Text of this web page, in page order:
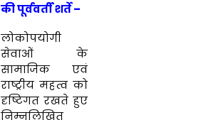
की पूर्ववर्ती शर्ते–
लोकोपयोगी
सेवाओं के
सामाजिक एवं
राष्ट्रीय महत्व को
दृष्टिगत रखते हुए
निम्नलिखित